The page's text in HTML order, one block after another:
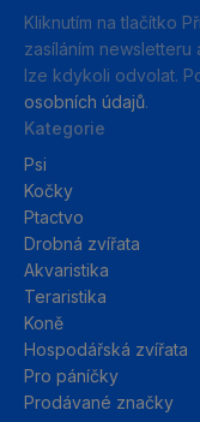
Kliknutím na tlačítko
zasíláním newsletteru
lze kdykoli odvolat.
osobních údajů.
Kategorie
Psi
Kočky
Ptactvo
Drobná zvířata
Akvaristika
Teraristika
Koně
Hospodářská zvířata
Pro páníčky
Prodávané značky